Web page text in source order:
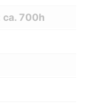
700h